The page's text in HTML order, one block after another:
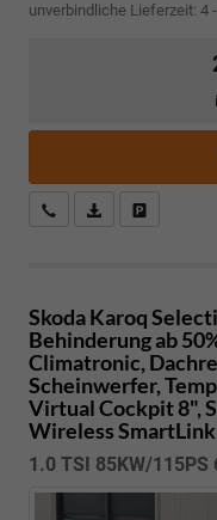
unverbindliche Lieferzeit: 4
Kostenloser Rückruf-
PDF-Datei,
Skoda Karoq
Behinderung ab
Climatronic,
Scheinwerfer,
Virtual Cockpit 8",
Wireless SmartLink
1.0 TSI 85KW/115PS